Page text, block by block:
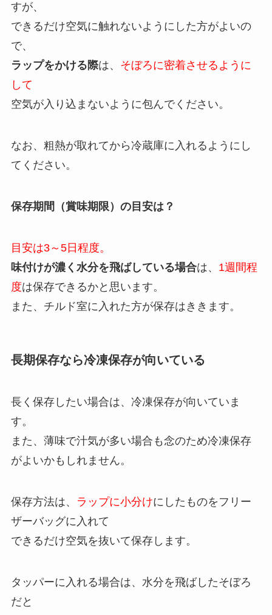
すが、
できるだけ空気に触れないようにした方がよいの
で、
ラップをかける際は、 そぼろに密着させるように
して
空気が入り込まないように包んでください。
なお、粗熱が取れてから冷蔵庫に入れるようにし
てください。
保存期間（賞味期限）の目安は？
目安は3～5日程度。
味付けが濃く水分を飛ばしている場合は、 1週間程
度は保存できるかと思います。
また、チルド室に入れた方が保存はききます。
長期保存なら冷凍保存が向いている
長く保存したい場合は、冷凍保存が向いていま
す。
また、薄味で汁気が多い場合も念のため冷凍保存
がよいかもしれません。
保存方法は、 ラップに小分けにしたものをフリー
ザーバッグに入れて
できるだけ空気を抜いて保存します。
タッパーに入れる場合は、水分を飛ばしたそぼろ
だと